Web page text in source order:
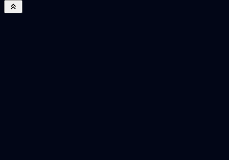
keyboard_double_arrow_up